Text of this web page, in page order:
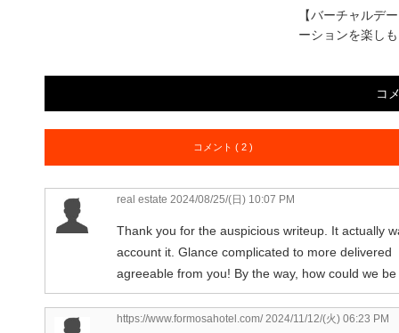
【バーチャルデ
ーションを楽し
コ
コメント ( 2 )
real estate 2024/08/25/(日) 10:07 PM
Thank you for the auspicious writeup. It actually
account it. Glance complicated to more delivered
agreeable from you! By the way, how could we
https://www.formosahotel.com/2024/11/12/(火) 06:23 PM